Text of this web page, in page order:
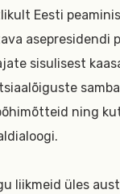
Eesti
asepresidendi
sisulisest
ning
liikmeid üles